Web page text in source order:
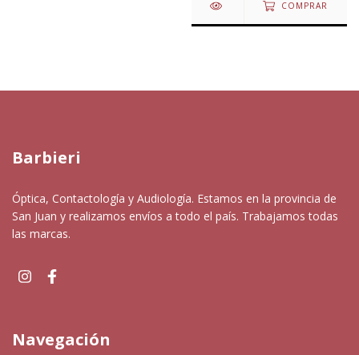
COMPRAR
Barbieri
Óptica, Contactología y Audiología. Estamos en la provincia de
San Juan y realizamos envíos a todo el país. Trabajamos todas
las marcas.
Navegación